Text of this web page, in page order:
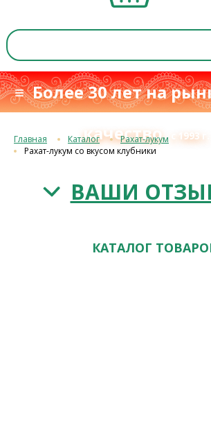
≡ Более 30 лет на
качество
с 1993 г.
Главная Каталог
Рахат-лукум
Рахат-лукум со вкусом клубники
ВАШИ
КАТАЛОГ